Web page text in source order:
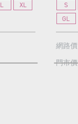
L
XL
S
GL
網路價
門市價